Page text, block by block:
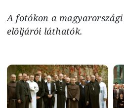
A fotókon a
elöljárói láthatók.
Image